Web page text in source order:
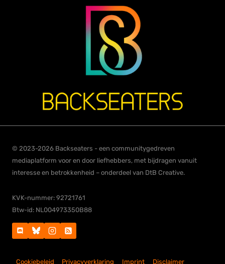
© 2023-2026 Backseaters - een communitygedreven
mediaplatform voor en door liefhebbers, met bijdragen vanuit
interesse en betrokkenheid – onderdeel van DtB Creative.
KVK-nummer: 92721761
Btw-id: NL004973350B88
Cookiebeleid Privacyverklaring Imprint Disclaimer